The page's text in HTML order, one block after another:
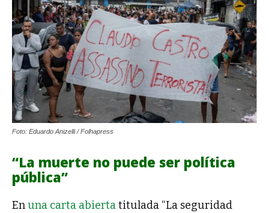
Foto: Eduardo Anizelli / Folhapress
“La muerte no puede ser política
pública”
Enuna carta abiertatitulada “La seguridad